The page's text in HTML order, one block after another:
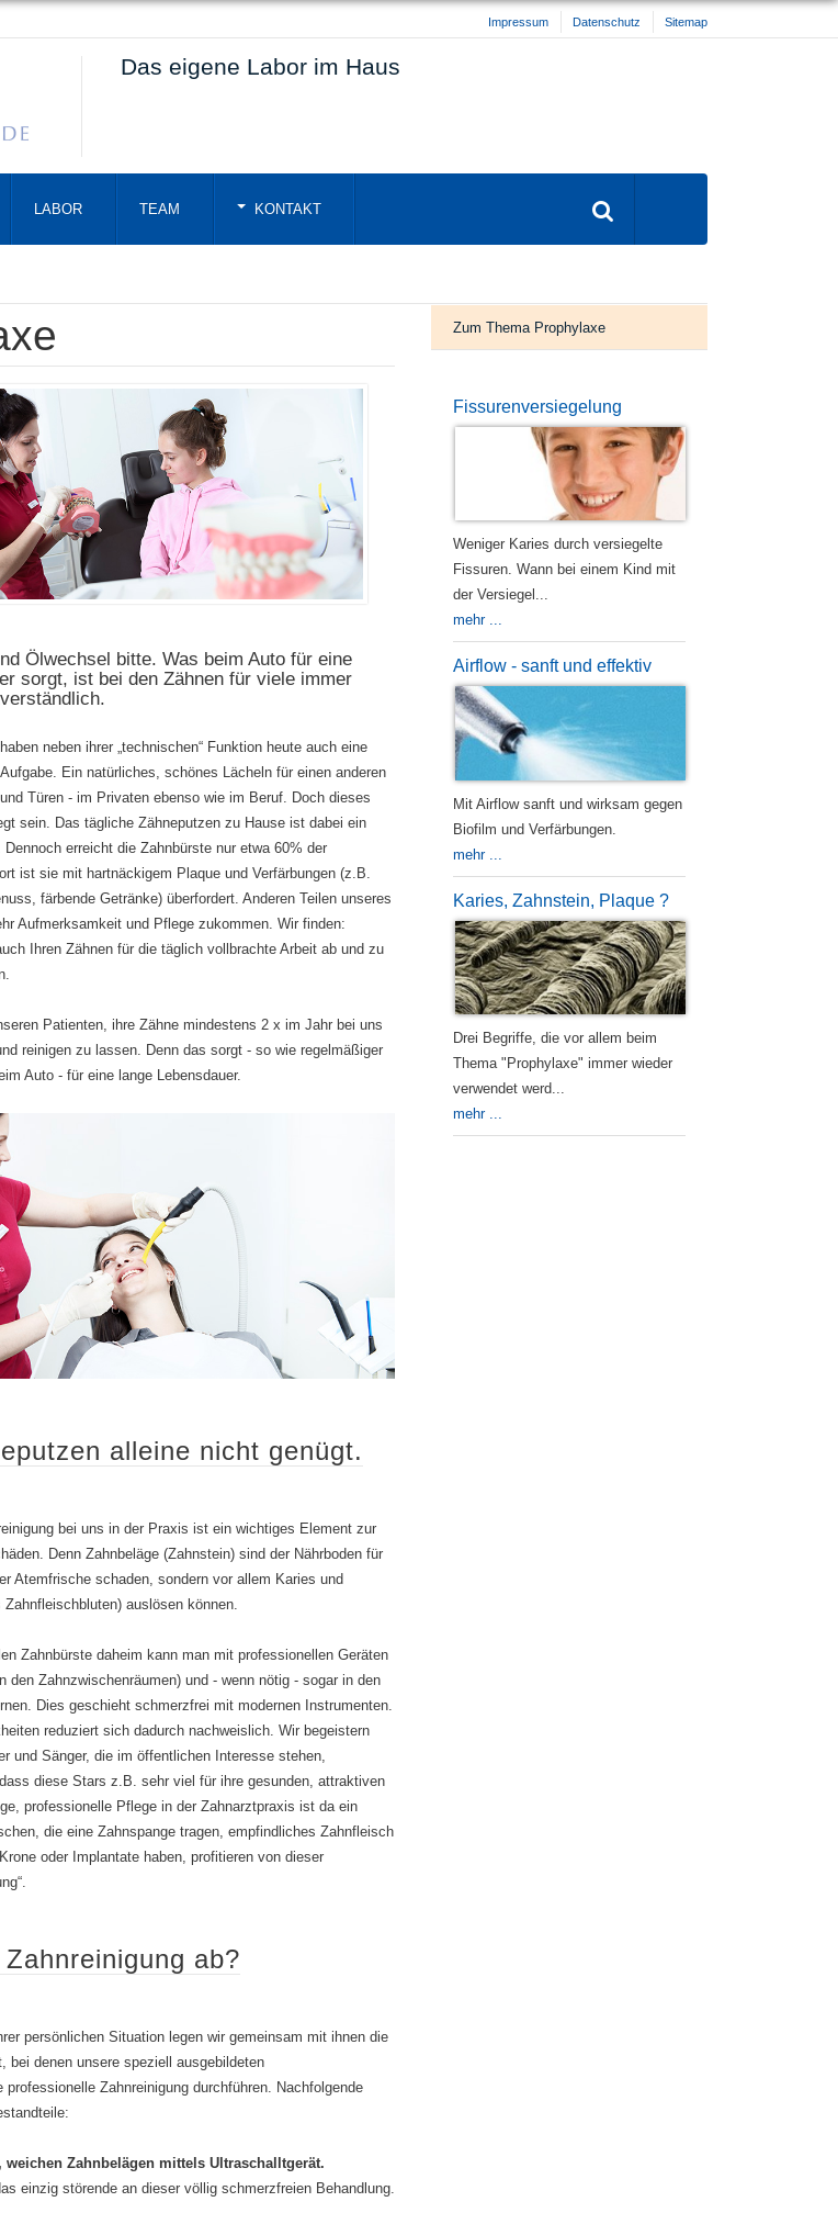
Impressum Datenschutz Sitemap
Das eigene Labor im Haus
LABOR TEAM KONTAKT
Ölwechsel bitte. Was beim Auto für eine
sorgt, ist bei den Zähnen für viele immer
neben ihrer „technischen“ Funktion heute auch eine
Ein natürliches, schönes Lächeln für einen anderen
Türen - im Privaten ebenso wie im Beruf. Doch dieses
sein. Das tägliche Zähneputzen zu Hause ist dabei ein
erreicht die Zahnbürste nur etwa 60% der
ist sie mit hartnäckigem Plaque und Verfärbungen (z.B.
färbende Getränke) überfordert. Anderen Teilen unseres
Aufmerksamkeit und Pflege zukommen. Wir finden:
Ihren Zähnen für die täglich vollbrachte Arbeit ab und zu
Patienten, ihre Zähne mindestens 2 x im Jahr bei uns
reinigen zu lassen. Denn das sorgt - so wie regelmäßiger
Auto - für eine lange Lebensdauer.
alleine nicht genügt.
bei uns in der Praxis ist ein wichtiges Element zur
Denn Zahnbeläge (Zahnstein) sind der Nährboden für
Atemfrische schaden, sondern vor allem Karies und
auslösen können.
Zahnbürste daheim kann man mit professionellen Geräten
den Zahnzwischenräumen) und - wenn nötig - sogar in den
Dies geschieht schmerzfrei mit modernen Instrumenten.
reduziert sich dadurch nachweislich. Wir begeistern
und Sänger, die im öffentlichen Interesse stehen,
diese Stars z.B. sehr viel für ihre gesunden, attraktiven
professionelle Pflege in der Zahnarztpraxis ist da ein
die eine Zahnspange tragen, empfindliches Zahnfleisch
oder Implantate haben, profitieren von dieser
ab?
persönlichen Situation legen wir gemeinsam mit ihnen die
bei denen unsere speziell ausgebildeten
professionelle Zahnreinigung durchführen. Nachfolgende
Zahnbelägen mittels Ultraschalltgerät.
einzig störende an dieser völlig schmerzfreien Behandlung.
Zum Thema Prophylaxe
Fissurenversiegelung
Weniger Karies durch versiegelte
Fissuren. Wann bei einem Kind mit
der Versiegel...
mehr ...
Airflow - sanft und effektiv
Mit Airflow sanft und wirksam gegen
Biofilm und Verfärbungen.
mehr ...
Karies, Zahnstein, Plaque ?
Drei Begriffe, die vor allem beim
Thema "Prophylaxe" immer wieder
verwendet werd...
mehr ...